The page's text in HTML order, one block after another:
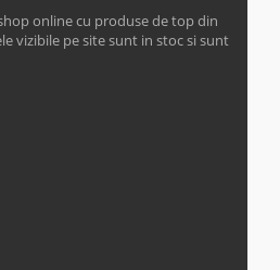
online cu produse de top din
vizibile pe site sunt in stoc si sunt